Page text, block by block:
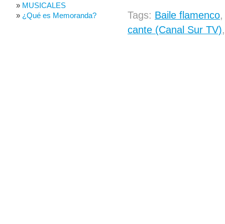
Tags: Baile flamenco
cante (Canal Sur TV)
MUSICALES
¿Qué es Memoranda?